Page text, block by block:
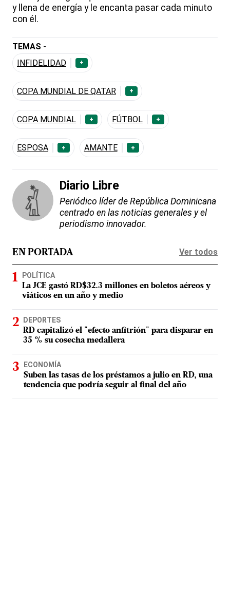
y llena de energía y le encanta pasar cada minuto
con él.
TEMAS -
INFIDELIDAD
+
COPA MUNDIAL DE QATAR +
COPA MUNDIAL + FÚTBOL +
ESPOSA + AMANTE +
Diario Libre
Periódico líder de República Dominicana
centrado en las noticias generales y el
periodismo innovador.
EN PORTADA Ver todos
POLÍTICA
La JCE gastó RD$32.3 millones en boletos aéreos y
viáticos en un año y medio
DEPORTES
RD capitalizó el "efecto anfitrión" para disparar en
35 % su cosecha medallera
ECONOMÍA
Suben las tasas de los préstamos a julio en RD, una
tendencia que podría seguir al final del año